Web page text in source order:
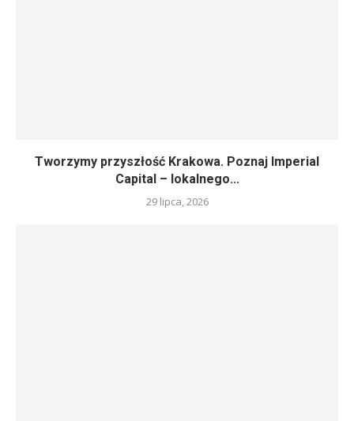
Tworzymy przyszłość Krakowa. Poznaj Imperial
Capital – lokalnego...
29 lipca, 2026